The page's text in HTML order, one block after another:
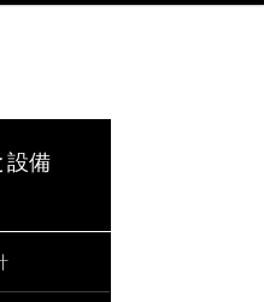
設備